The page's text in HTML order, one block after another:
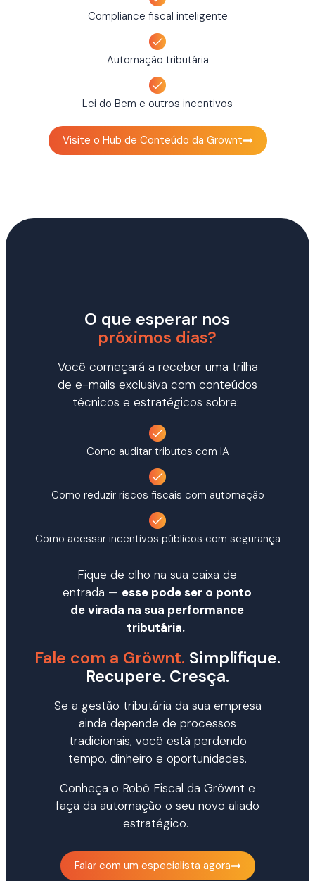
Compliance fiscal inteligente
Automação tributária
Lei do Bem e outros incentivos
Visite o Hub de Conteúdo da Gröwnt
O que esperar nos
próximos dias?
Você começará a receber uma trilha
de e-mails exclusiva com conteúdos
técnicos e estratégicos sobre:
Como auditar tributos com IA
Como reduzir riscos fiscais com automação
Como acessar incentivos públicos com segurança
Fique de olho na sua caixa de
entrada — esse pode ser o ponto
de virada na sua performance
tributária.
Fale com a Gröwnt. Simplifique.
Recupere. Cresça.
Se a gestão tributária da sua empresa
ainda depende de processos
tradicionais, você está perdendo
tempo, dinheiro e oportunidades.
Conheça o Robô Fiscal da Gröwnt e
faça da automação o seu novo aliado
estratégico.
Falar com um especialista agora